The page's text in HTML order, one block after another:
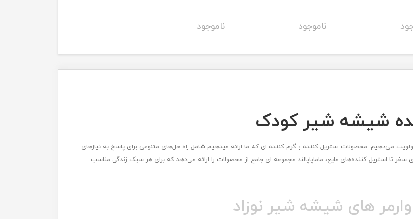
ناموجود ناموجود
شیشه شیر کودک
می‌دهیم. محصولات استریل کننده و گرم کننده ای که ما ارائه میدهیم شامل راه حل‌های متنوعی برای پاسخ به نیازهای
تا استریل کننده‌های مایع، ماماپاپالند مجموعه ای جامع از محصولات را ارائه می‌دهد که برای هر سبک زندگی مناسب
های شیشه شیر نوزاد